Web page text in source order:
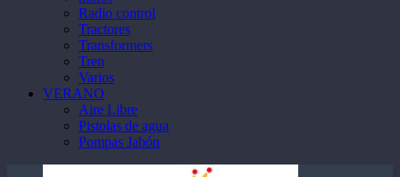
Radio control
Tractores
Transformers
Tren
Varios
VERANO
Aire Libre
Pistolas de agua
Pompas Jabón